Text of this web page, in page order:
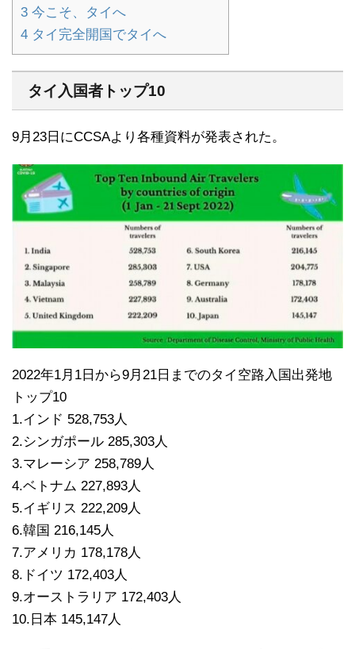
3 今こそ、タイへ
4 タイ完全開国でタイへ
タイ入国者トップ10
9月23日にCCSAより各種資料が発表された。
2022年1月1日から9月21日までのタイ空路入国出発地
トップ10
1.インド 528,753人
2.シンガポール 285,303人
3.マレーシア 258,789人
4.ベトナム 227,893人
5.イギリス 222,209人
6.韓国 216,145人
7.アメリカ 178,178人
8.ドイツ 172,403人
9.オーストラリア 172,403人
10.日本 145,147人